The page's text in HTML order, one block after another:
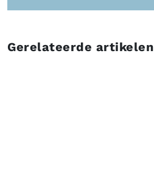
Gerelateerde artikelen